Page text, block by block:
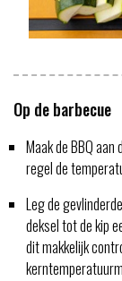
Op de barbecue
Maak de BBQ
regel de
Leg de
deksel tot de kip
dit makkelijk